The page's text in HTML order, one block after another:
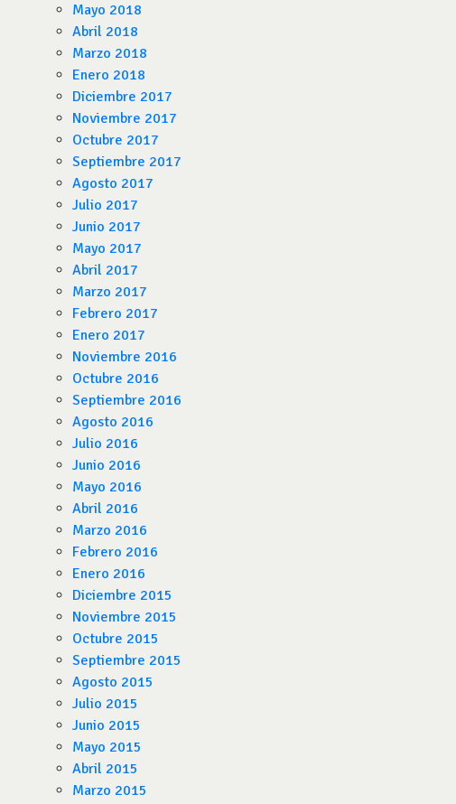
Mayo 2018
Abril 2018
Marzo 2018
Enero 2018
Diciembre 2017
Noviembre 2017
Octubre 2017
Septiembre 2017
Agosto 2017
Julio 2017
Junio 2017
Mayo 2017
Abril 2017
Marzo 2017
Febrero 2017
Enero 2017
Noviembre 2016
Octubre 2016
Septiembre 2016
Agosto 2016
Julio 2016
Junio 2016
Mayo 2016
Abril 2016
Marzo 2016
Febrero 2016
Enero 2016
Diciembre 2015
Noviembre 2015
Octubre 2015
Septiembre 2015
Agosto 2015
Julio 2015
Junio 2015
Mayo 2015
Abril 2015
Marzo 2015